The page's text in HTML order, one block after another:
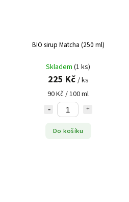
BIO sirup Matcha (250 ml)
Skladem (1 ks)
225 Kč / ks
90 Kč / 100 ml
Do košíku